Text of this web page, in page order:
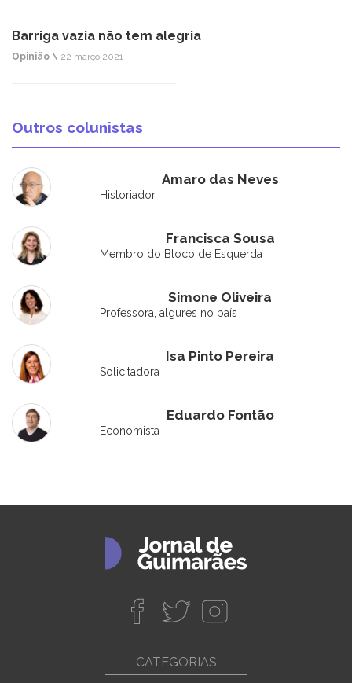
Barriga vazia não tem alegria
Opinião \ 22 março 2021
Outros colunistas
Amaro das Neves
Historiador
Francisca Sousa
Membro do Bloco de Esquerda
Simone Oliveira
Professora, algures no país
Isa Pinto Pereira
Solicitadora
Eduardo Fontão
Economista
CATEGORIAS